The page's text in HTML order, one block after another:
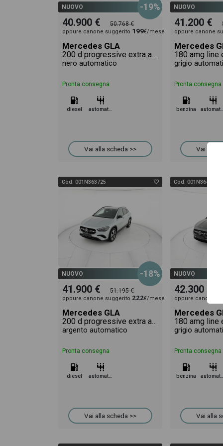
NUOVO -19%
40.900 € 50.768 €
oppure canone suggerito 199€/mese
Mercedes GLA
nero automatico
Pronta consegna
diesel automatico
Vai alla scheda >>
NUOVO
41.200 €
oppure canone
Mercedes
180 amg line
grigio
Pronta consegna
benzina automatico
Vai alla
Cod. 001N363725
NUOVO -18%
41.900 € 51.195 €
oppure canone suggerito 222€/mese
Mercedes GLA
argento automatico
Pronta consegna
diesel
Vai alla scheda >>
Cod. 001N364249
NUOVO
42.300 €
oppure canone
Mercedes
180 amg line
grigio
Pronta consegna
benzina
Vai alla